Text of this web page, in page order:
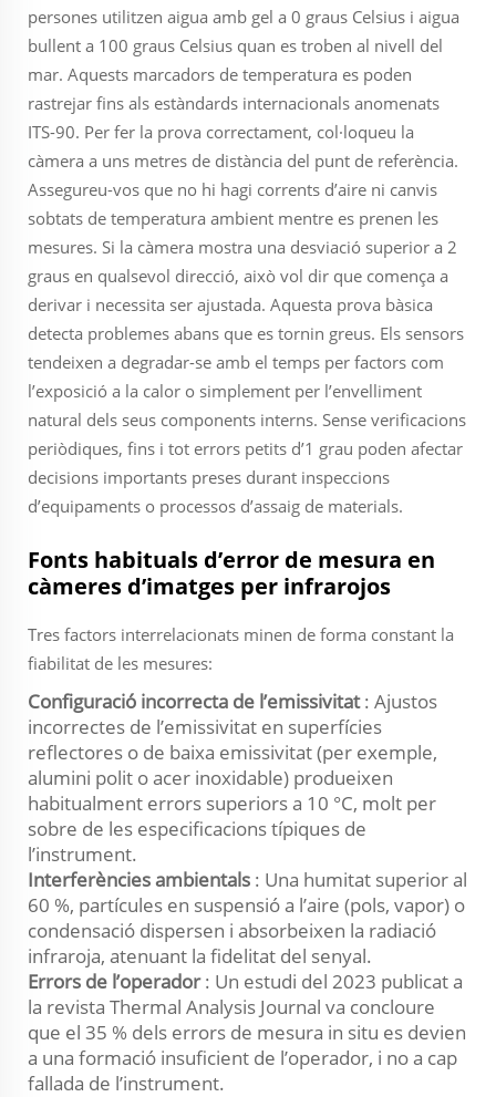
persones utilitzen aigua amb gel a 0 graus Celsius i aigua
bullent a 100 graus Celsius quan es troben al nivell del
mar. Aquests marcadors de temperatura es poden
rastrejar fins als estàndards internacionals anomenats
ITS-90. Per fer la prova correctament, col·loqueu la
càmera a uns metres de distància del punt de referència.
Assegureu-vos que no hi hagi corrents d’aire ni canvis
sobtats de temperatura ambient mentre es prenen les
mesures. Si la càmera mostra una desviació superior a 2
graus en qualsevol direcció, això vol dir que comença a
derivar i necessita ser ajustada. Aquesta prova bàsica
detecta problemes abans que es tornin greus. Els sensors
tendeixen a degradar-se amb el temps per factors com
l’exposició a la calor o simplement per l’envelliment
natural dels seus components interns. Sense verificacions
periòdiques, fins i tot errors petits d’1 grau poden afectar
decisions importants preses durant inspeccions
d’equipaments o processos d’assaig de materials.
Fonts habituals d’error de mesura en
càmeres d’imatges per infrarojos
Tres factors interrelacionats minen de forma constant la
fiabilitat de les mesures:
Configuració incorrecta de l’emissivitat: Ajustos
incorrectes de l’emissivitat en superfícies
reflectores o de baixa emissivitat (per exemple,
alumini polit o acer inoxidable) produeixen
habitualment errors superiors a 10 °C, molt per
sobre de les especificacions típiques de
l’instrument.
Interferències ambientals : Una humitat superior al
60 %, partícules en suspensió a l’aire (pols, vapor) o
condensació dispersen i absorbeixen la radiació
infraroja, atenuant la fidelitat del senyal.
Errors de l’operador: Un estudi del 2023 publicat a
la revista Thermal Analysis Journal va concloure
que el 35 % dels errors de mesura in situ es devien
a una formació insuficient de l’operador, i no a cap
fallada de l’instrument.